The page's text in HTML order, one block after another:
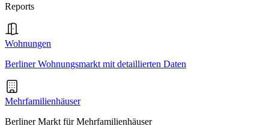
Reports
Wohnungen
Berliner Wohnungsmarkt mit detaillierten Daten
Mehrfamilienhäuser
Berliner Markt für Mehrfamilienhäuser